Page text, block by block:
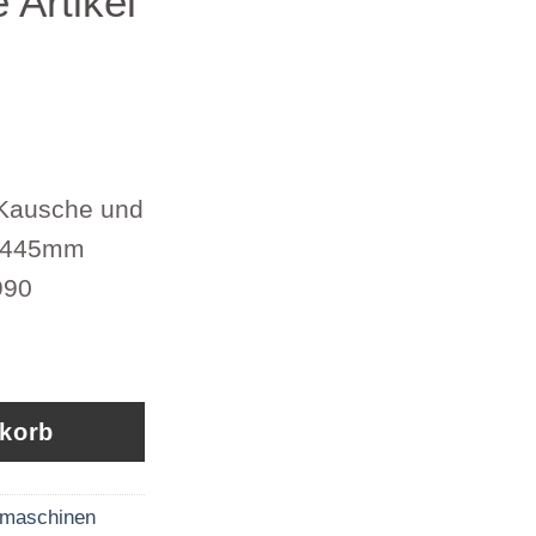
und
und Pressklemme 8mm x 445mm Krone